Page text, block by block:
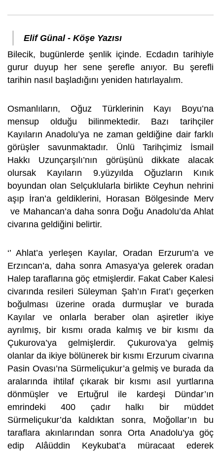
Elif Günal - Köşe Yazısı
Bilecik, bugünlerde şenlik içinde. Ecdadın tarihiyle
gurur duyup her sene şerefle anıyor. Bu şerefli
tarihin nasıl başladığını yeniden hatırlayalım.
Osmanlıların, Oğuz Türklerinin Kayı Boyu’na
mensup olduğu bilinmektedir. Bazı tarihçiler
Kayıların Anadolu’ya ne zaman geldiğine dair farklı
görüşler savunmaktadır. Ünlü Tarihçimiz İsmail
Hakkı Uzunçarşılı’nın görüşünü dikkate alacak
olursak Kayıların 9.yüzyılda Oğuzların Kınık
boyundan olan Selçuklularla birlikte Ceyhun nehrini
aşıp İran’a geldiklerini, Horasan Bölgesinde Merv
ve Mahancan’a daha sonra Doğu Anadolu’da Ahlat
civarına geldiğini belirtir.
‘’ Ahlat’a yerleşen Kayılar, Oradan Erzurum’a ve
Erzıncan’a, daha sonra Amasya’ya gelerek oradan
Halep taraflarına göç etmişlerdir. Fakat Caber Kalesi
civarında resileri Süleyman Şah’ın Fırat’ı geçerken
boğulması üzerine orada durmuşlar ve burada
Kayılar ve onlarla beraber olan aşiretler ikiye
ayrılmış, bir kısmı orada kalmış ve bir kısmı da
Çukurova’ya gelmişlerdir. Çukurova’ya gelmiş
olanlar da ikiye bölünerek bir kısmı Erzurum civarına
Pasin Ovası’na Sürmeliçukur’a gelmiş ve burada da
aralarında ihtilaf çıkarak bir kısmı asıl yurtlarına
dönmüşler ve Ertuğrul ile kardeşi Dündar’ın
emrindeki 400 çadır halkı bir müddet
Sürmeliçukur’da kaldıktan sonra, Moğollar’ın bu
taraflara akınlarından sonra Orta Anadolu’ya göç
edip Alâüddin Keykubat’a müracaat ederek